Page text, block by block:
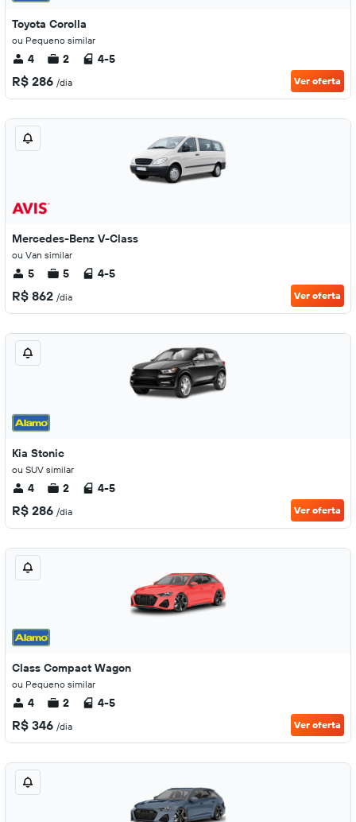
Toyota Corolla
ou Pequeno similar
4 2 4-5
R$ 286 /dia Ver oferta
Mercedes-Benz V-Class
ou Van similar
5 5 4-5
R$ 862 /dia Ver oferta
Kia Stonic
ou SUV similar
4 2 4-5
R$ 286 /dia Ver oferta
Class Compact Wagon
ou Pequeno similar
4 2 4-5
R$ 346 /dia Ver oferta